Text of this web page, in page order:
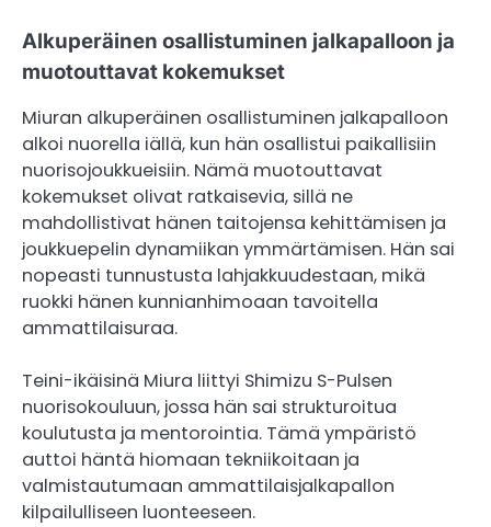
Alkuperäinen osallistuminen jalkapalloon ja
muotouttavat kokemukset
Miuran alkuperäinen osallistuminen jalkapalloon
alkoi nuorella iällä, kun hän osallistui paikallisiin
nuorisojoukkueisiin. Nämä muotouttavat
kokemukset olivat ratkaisevia, sillä ne
mahdollistivat hänen taitojensa kehittämisen ja
joukkuepelin dynamiikan ymmärtämisen. Hän sai
nopeasti tunnustusta lahjakkuudestaan, mikä
ruokki hänen kunnianhimoaan tavoitella
ammattilaisuraa.
Teini-ikäisinä Miura liittyi Shimizu S-Pulsen
nuorisokouluun, jossa hän sai strukturoitua
koulutusta ja mentorointia. Tämä ympäristö
auttoi häntä hiomaan tekniikoitaan ja
valmistautumaan ammattilaisjalkapallon
kilpailulliseen luonteeseen.